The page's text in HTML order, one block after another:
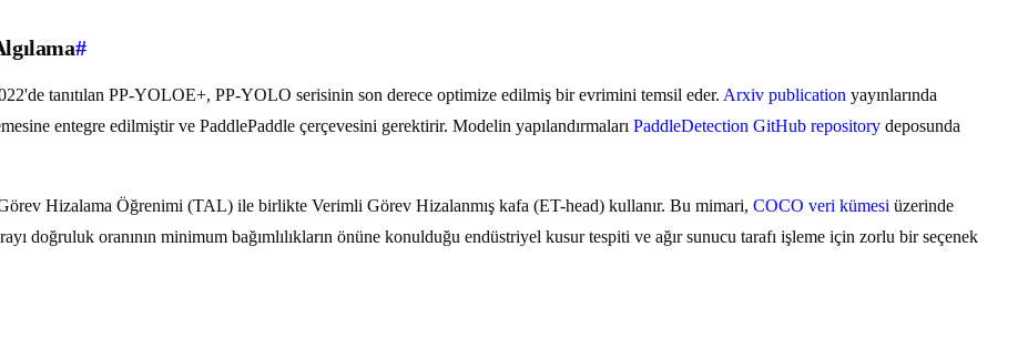
#
tanıtılan PP-YOLOE+, PP-YOLO serisinin son derece optimize edilmiş bir evrimini temsil eder. Arxiv publication yayınlarında
entegre edilmiştir ve PaddlePaddle çerçevesini gerektirir. Modelin yapılandırmaları PaddleDetection GitHub repository deposunda
Hizalama Öğrenimi (TAL) ile birlikte Verimli Görev Hizalanmış kafa (ET-head) kullanır. Bu mimari, COCO veri kümesi üzerinde
doğruluk oranının minimum bağımlılıkların önüne konulduğu endüstriyel kusur tespiti ve ağır sunucu tarafı işleme için zorlu bir seçenek